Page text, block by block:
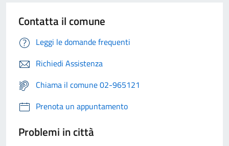
Contatta il comune
Leggi le domande frequenti
Richiedi Assistenza
Chiama il comune 02-965121
Prenota un appuntamento
Problemi in città